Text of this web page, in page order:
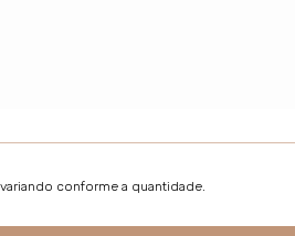
conforme a quantidade.